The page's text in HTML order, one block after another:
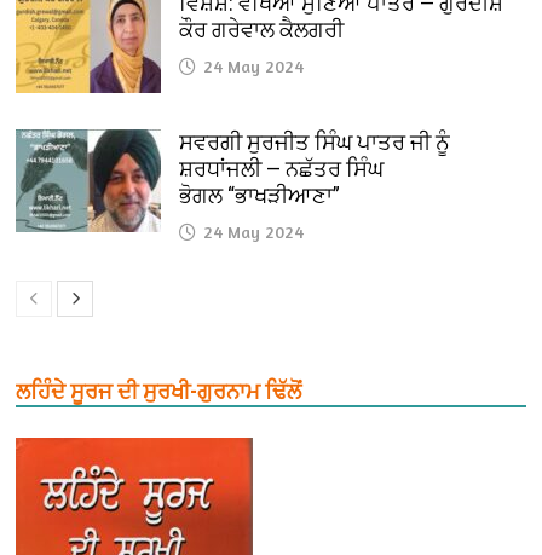
ਕੌਰ ਗਰੇਵਾਲ ਕੈਲਗਰੀ
24 May 2024
ਸਵਰਗੀ ਸੁਰਜੀਤ ਸਿੰਘ ਪਾਤਰ ਜੀ ਨੂੰ
ਸ਼ਰਧਾਂਜਲੀ — ਨਛੱਤਰ ਸਿੰਘ
ਭੋਗਲ “ਭਾਖੜੀਆਣਾ”
24 May 2024
ਲਹਿੰਦੇ ਸੂਰਜ ਦੀ ਸੁਰਖੀ-ਗੁਰਨਾਮ ਢਿੱਲੋਂ